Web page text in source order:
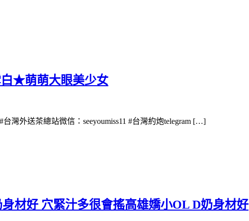
白★萌萌大眼美少女
台灣外送茶總站微信：seeyoumiss11 #台灣約炮telegram […]
材好 穴緊汁多很會搖高雄嬌小OL D奶身材好